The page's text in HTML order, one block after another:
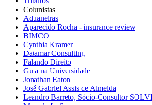
Colunistas
Aduaneiras
Aparecido Rocha - insurance review
BIMCO
Cynthia Kramer
Datamar Consulting
Falando Direito
Guia na Universidade
Jonathan Eaton
José Gabriel Assis de Almeida
Leandro Barreto, Sócio-Consultor